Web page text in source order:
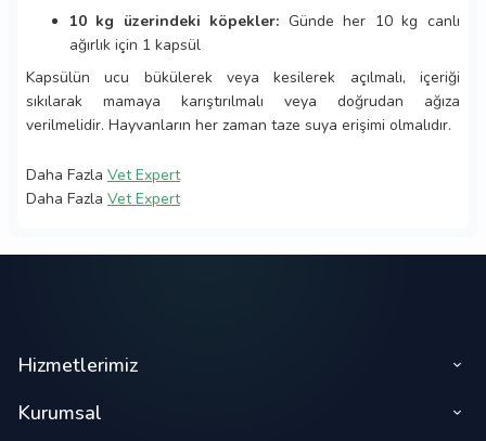
10 kg üzerindeki köpekler: Günde her 10 kg canlı
ağırlık için 1 kapsül
Kapsülün ucu bükülerek veya kesilerek açılmalı, içeriği
sıkılarak mamaya karıştırılmalı veya doğrudan ağıza
verilmelidir. Hayvanların her zaman taze suya erişimi olmalıdır.
Daha Fazla Vet Expert
Daha Fazla Vet Expert
Hizmetlerimiz
Kurumsal